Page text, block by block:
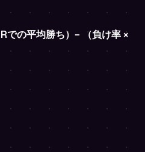
での平均勝ち）− （負け率 ×